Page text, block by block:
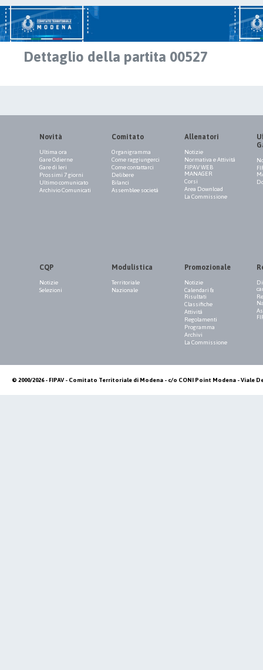
Dettaglio della partita 00527
Novità
Ultima ora
Gare Odierne
Gare di Ieri
Prossimi 7 giorni
Ultimo comunicato
Archivio Comunicati
Comitato
Organigramma
Come raggiungerci
Come contattarci
Delibere
Bilanci
Assemblee società
Allenatori
Notizie
Normativa e Attività
FIPAV WEB
MANAGER
Corsi
Area Download
La Commissione
CQP
Notizie
Selezioni
Modulistica
Territoriale
Nazionale
Promozionale
Notizie
Calendari &
Risultati
Classifiche
Attività
Regolamenti
Programma
Archivi
La Commissione
© 2000/2026 - FIPAV - Comitato Territoriale di Modena - c/o CONI Point Modena - Viale